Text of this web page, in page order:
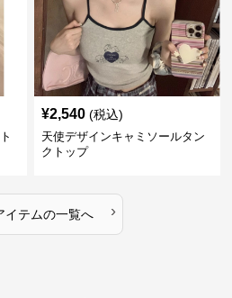
¥2,540 (税込)
天使デザインキャミソールタン
クトップ
イテムの一覧へ ›